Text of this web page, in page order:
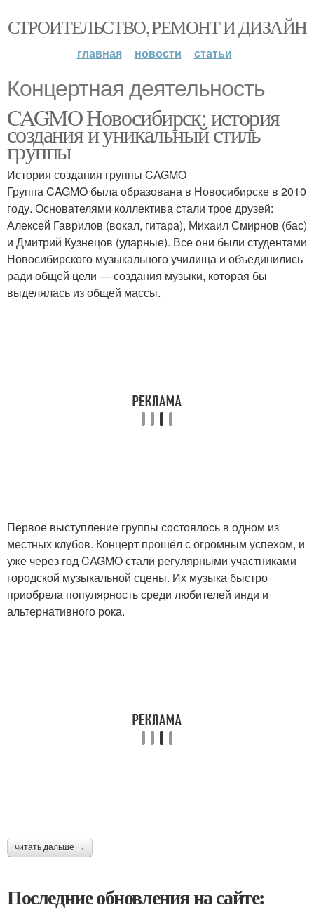
СТРОИТЕЛЬСТВО, РЕМОНТ И ДИЗАЙН
главная новости статьи
Концертная деятельность
CAGMO Новосибирск: история
создания и уникальный стиль
группы
История создания группы CAGMO
Группа CAGMO была образована в Новосибирске в 2010
году. Основателями коллектива стали трое друзей:
Алексей Гаврилов (вокал, гитара), Михаил Смирнов (бас)
и Дмитрий Кузнецов (ударные). Все они были студентами
Новосибирского музыкального училища и объединились
ради общей цели — создания музыки, которая бы
выделялась из общей массы.
Первое выступление группы состоялось в одном из
местных клубов. Концерт прошёл с огромным успехом, и
уже через год CAGMO стали регулярными участниками
городской музыкальной сцены. Их музыка быстро
приобрела популярность среди любителей инди и
альтернативного рока.
читать дальше →
Последние обновления на сайте: